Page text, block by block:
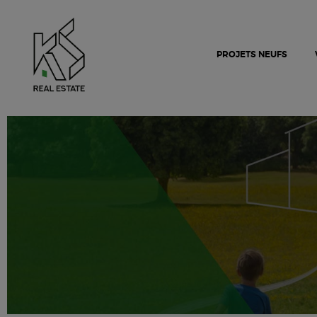
PROJETS NEUFS